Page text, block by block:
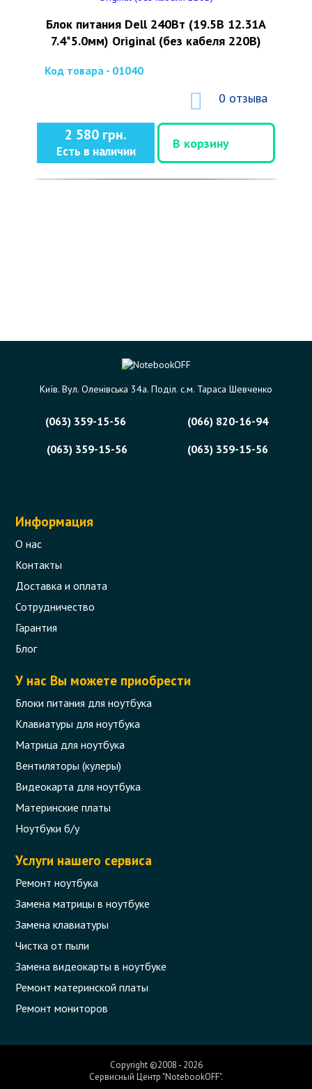
Блок питания Dell 240Вт (19.5В 12.31А
7.4*5.0мм) Original (без кабеля 220В)
Код товара - 01040
0 отзыва
2 580 грн.
Есть в наличии
В корзину
Київ. Вул. Оленівська 34а. Поділ. с.м. Тараса Шевченко
(063) 359-15-56
(066) 820-16-94
(063) 359-15-56
(063) 359-15-56
Информация
О нас
Контакты
Доставка и оплата
Сотрудничество
Гарантия
Блог
У нас Вы можете приобрести
Блоки питания для ноутбука
Клавиатуры для ноутбука
Матрица для ноутбука
Вентиляторы (кулеры)
Видеокарта для ноутбука
Материнские платы
Ноутбуки б/у
Услуги нашего сервиса
Ремонт ноутбука
Замена матрицы в ноутбуке
Замена клавиатуры
Чистка от пыли
Замена видеокарты в ноутбуке
Ремонт материнской платы
Ремонт мониторов
Copyright ©2008 - 2026
Сервисный Центр "NotebookOFF".